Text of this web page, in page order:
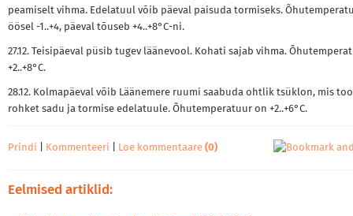
peamiselt vihma. Edelatuul võib päeval paisuda tormiseks.
öösel -1..+4, päeval tõuseb +4..+8°C-ni.
27.12. Teisipäeval püsib tugev läänevool. Kohati sajab vihma.
+2..+8°C.
28.12. Kolmapäeval võib Läänemere ruumi saabuda ohtlik tsüklon, mis
rohket sadu ja tormise edelatuule. Õhutemperatuur on +2..+6°C.
Prindi Kommenteeri Loe kommentaare (0)
Eelmised artiklid: